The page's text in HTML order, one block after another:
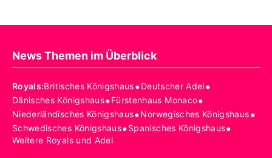
News Themen im Überblick
Royals:Britisches Königshaus•Deutscher Adel•
Dänisches Königshaus•Fürstenhaus Monaco•
Niederländisches Königshaus•Norwegisches Königshaus•
Schwedisches Königshaus•Spanisches Königshaus•
Weitere Royals und Adel